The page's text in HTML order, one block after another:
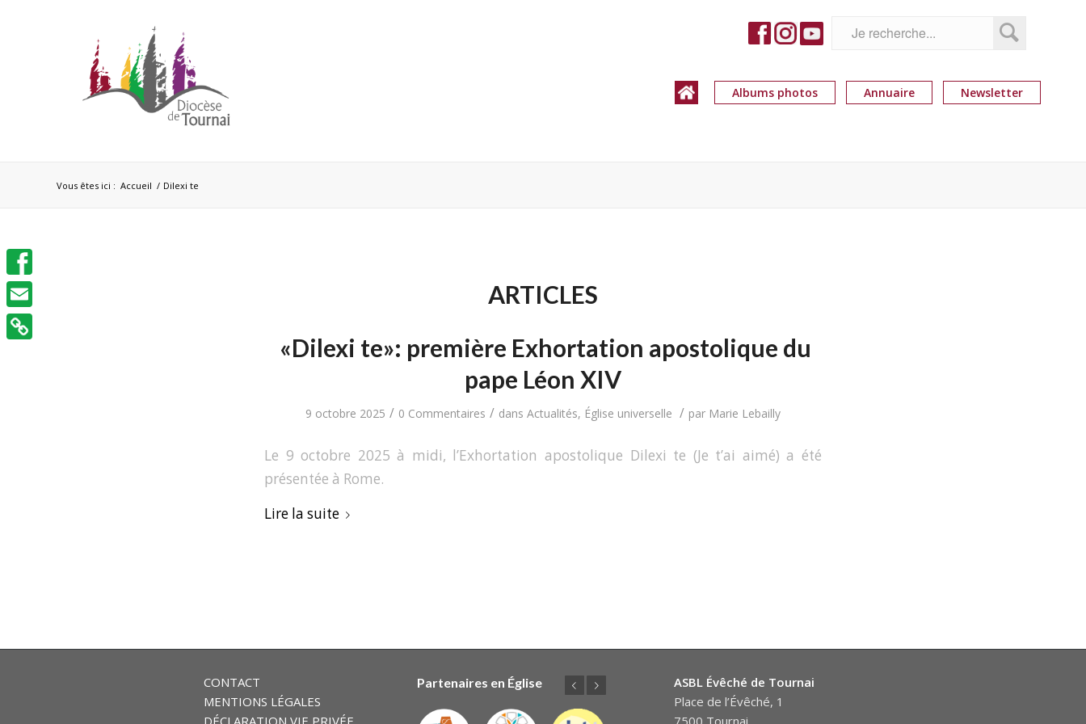
Albums photos Annuaire Newsletter
Vous êtes ici : Accueil / Dilexi te
ARTICLES
«Dilexi te»: première Exhortation apostolique du
pape Léon XIV
9 octobre 2025 / 0 Commentaires / dans Actualités, Église universelle / par Marie Lebailly
Le 9 octobre 2025 à midi, l’Exhortation apostolique Dilexi te (Je t’ai aimé) a été
présentée à Rome.
Lire la suite
CONTACT
MENTIONS LÉGALES
DÉCLARATION VIE PRIVÉE
Partenaires en Église
PrécédentSuivant
ASBL Évêché de Tournai
Place de l’Évêché, 1
7500 Tournai
Facebook
Email